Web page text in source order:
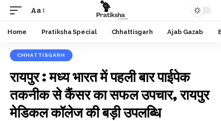
Font
Resizer
Aa
Home Pratiksha Special Chhattisgarh Ajab Gazab
CHHATTISGARH
रायपुर : मध्य भारत में पहली बार पाईपेक
तकनीक से कैंसर का सफल उपचार, रायपुर
मेडिकल कॉलेज की बड़ी उपलब्धि